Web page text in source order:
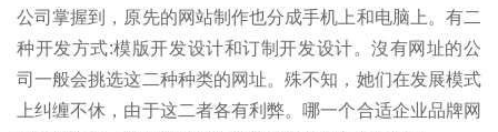
公司掌握到，原先的网站制作也分成手机上和电脑上。有二
种开发方式:模版开发设计和订制开发设计。沒有网址的公
司一般会挑选这二种种类的网址。殊不知，她们在发展模式
上纠缠不休，由于这二者各有利弊。哪一个合适企业品牌网